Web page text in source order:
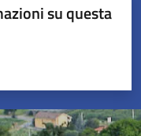
su questa